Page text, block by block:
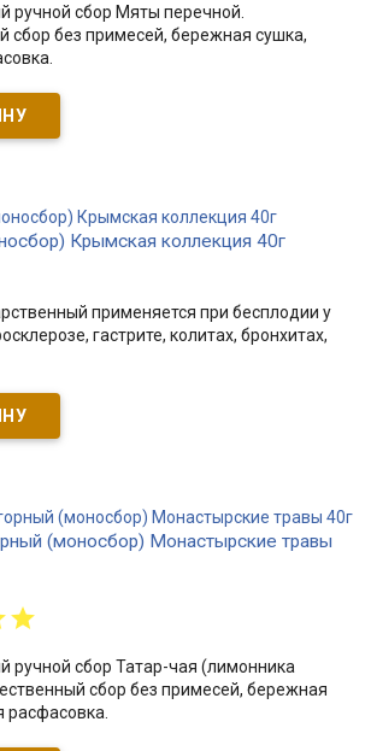
ручной сбор Мяты перечной.
сбор без примесей, бережная сушка,
Крымская коллекция 40г
применяется при бесплодии у
гастрите, колитах, бронхитах,
(моносбор) Монастырские травы
ручной сбор Татар-чая (лимонника
сбор без примесей, бережная
расфасовка.